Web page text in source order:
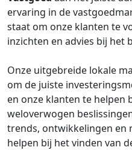
ervaring in de
staat om onze klanten te
inzichten en advies bij het
Onze uitgebreide lokale
om de juiste
en onze klanten te helpen
weloverwogen
trends, ontwikkelingen en
helpen bij het vinden van